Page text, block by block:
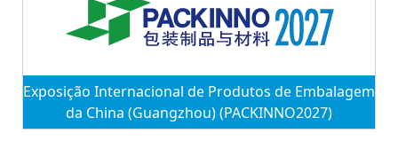
Exposição Internacional de Produtos de Embalagem
da China (Guangzhou) (PACKINNO2027)